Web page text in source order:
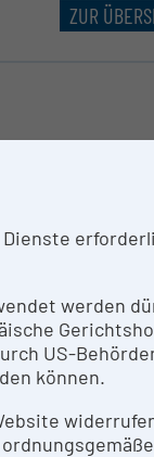
ZUR
an ein ICP-
zu
werden
US-
können.